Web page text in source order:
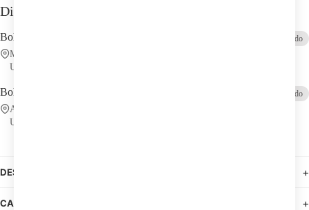
Disponibilidad en tienda
Bohemian Design
Martin Varela, Solano García 2481, 11300 Montevideo UY-MO,
Uruguay
Agotado
Bohemian Design Centro
Avenida 18 de Julio 989, Local, 11100 Montevideo UY-MO,
Uruguay
Agotado
DESCRIPCIÓN DEL PRODUCTO
CAMBIOS Y DEVOLUCIONES